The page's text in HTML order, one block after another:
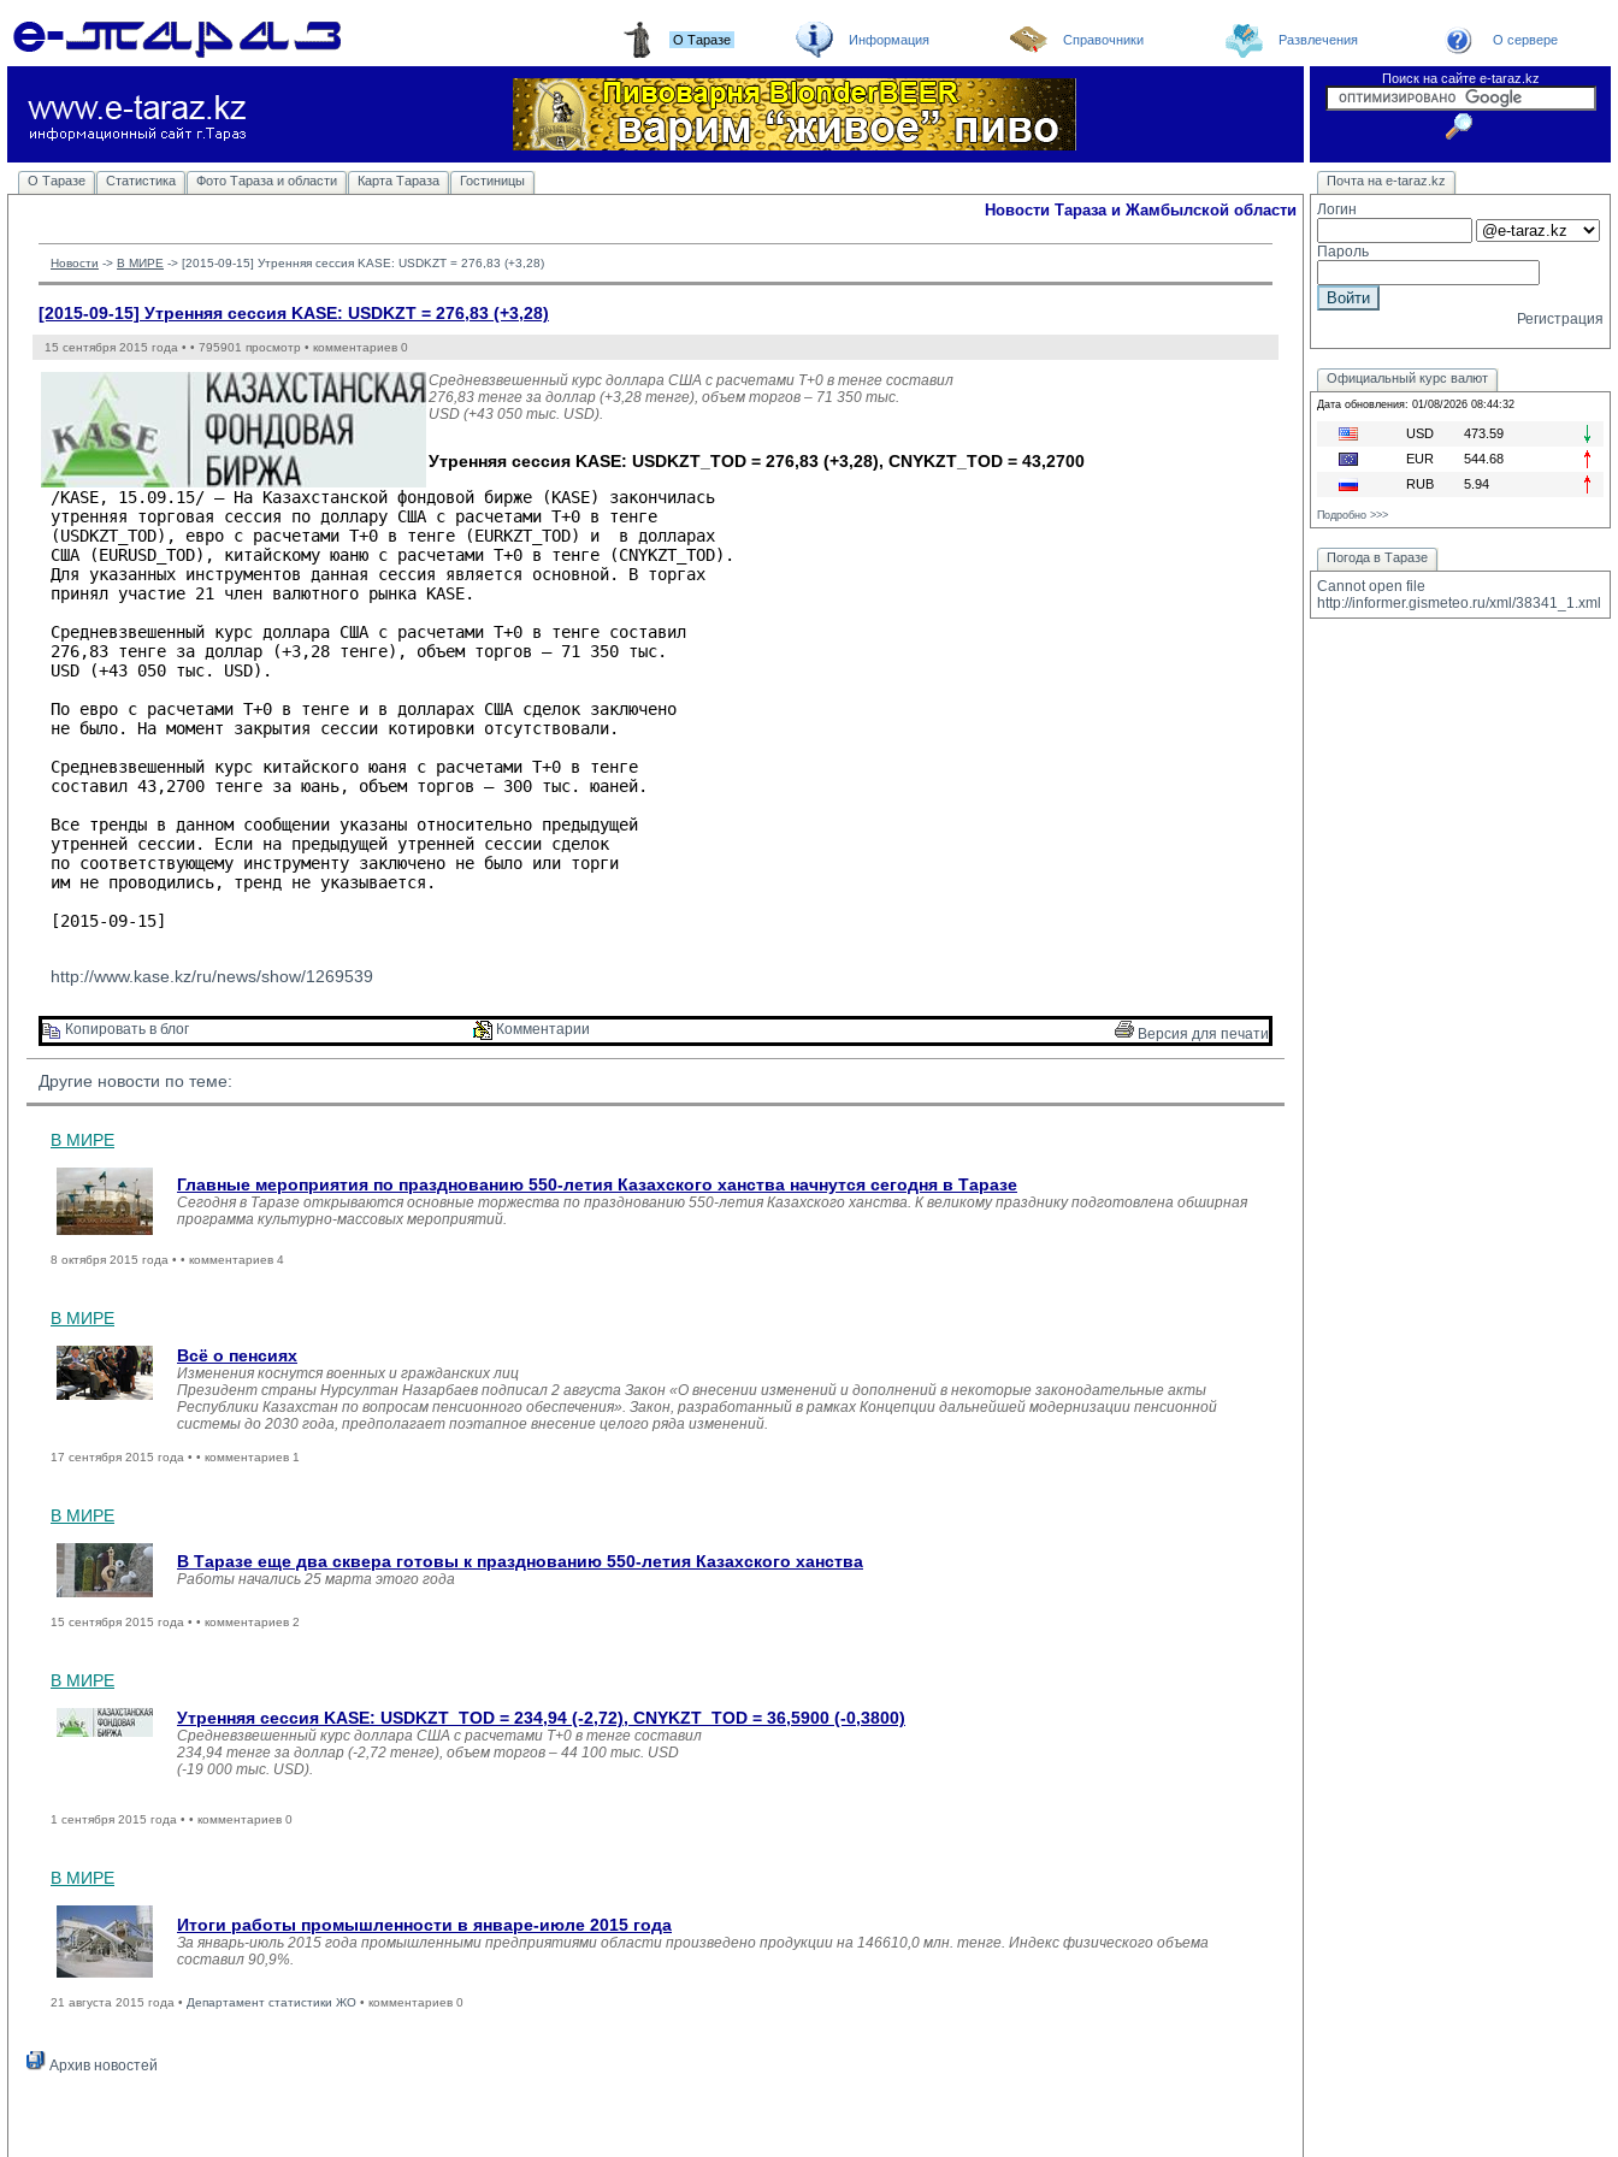
О Таразе Информация Справочники Развлечения О сервере
Поиск на сайте e-taraz.kz
О Таразе Статистика Фото Тараза и области Карта Тараза Гостиницы Новости Погода в Таразе
Телефоный справочник
Видеоконференция
Новости e-taraz
Новости Тараза и Жамбылской области
Новости -> В МИРЕ -> [2015-09-15] Утренняя сессия KASE: USDKZT = 276,83 (+3,28)
[2015-09-15] Утренняя сессия KASE: USDKZT = 276,83 (+3,28)
15 сентября 2015 года • • 795901 просмотр • комментариев 0
Средневзвешенный курс доллара США с расчетами T+0 в тенге составил
276,83 тенге за доллар (+3,28 тенге), объем торгов – 71 350 тыс.
USD (+43 050 тыс. USD).
Утренняя сессия KASE: USDKZT_TOD = 276,83 (+3,28), CNYKZT_TOD = 43,2700
/KASE, 15.09.15/ – На Казахстанской фондовой бирже (KASE) закончилась
утренняя торговая сессия по доллару США с расчетами Т+0 в тенге
(USDKZT_TOD), евро с расчетами T+0 в тенге (EURKZT_TOD) и  в долларах
США (EURUSD_TOD), китайскому юаню с расчетами T+0 в тенге (CNYKZT_TOD).
Для указанных инструментов данная сессия является основной. В торгах
принял участие 21 член валютного рынка KASE.
Средневзвешенный курс доллара США с расчетами T+0 в тенге составил
276,83 тенге за доллар (+3,28 тенге), объем торгов – 71 350 тыс.
USD (+43 050 тыс. USD).
По евро с расчетами T+0 в тенге и в долларах США сделок заключено
не было. На момент закрытия сессии котировки отсутствовали.
Средневзвешенный курс китайского юаня с расчетами T+0 в тенге
составил 43,2700 тенге за юань, объем торгов – 300 тыс. юаней.
Все тренды в данном сообщении указаны относительно предыдущей
утренней сессии. Если на предыдущей утренней сессии сделок
по соответствующему инструменту заключено не было или торги
им не проводились, тренд не указывается.
[2015-09-15]
http://www.kase.kz/ru/news/show/1269539
Копировать в блог Комментарии Версия для печати
Другие новости по теме:
В МИРЕ
Главные мероприятия по празднованию 550-летия Казахского ханства начнутся сегодня в Таразе
Сегодня в Таразе открываются основные торжества по празднованию 550-летия Казахского ханства. К великому празднику подготовлена обширная
программа культурно-массовых мероприятий.
8 октября 2015 года • • комментариев 4
В МИРЕ
Всё о пенсиях
Изменения коснутся военных и гражданских лиц
Президент страны Нурсултан Назарбаев подписал 2 августа Закон «О внесении изменений и дополнений в некоторые законодательные акты
Республики Казахстан по вопросам пенсионного обеспечения». Закон, разработанный в рамках Концепции дальнейшей модернизации пенсионной
системы до 2030 года, предполагает поэтапное внесение целого ряда изменений.
17 сентября 2015 года • • комментариев 1
В МИРЕ
В Таразе еще два сквера готовы к празднованию 550-летия Казахского ханства
Работы начались 25 марта этого года
15 сентября 2015 года • • комментариев 2
В МИРЕ
Утренняя сессия KASE: USDKZT_TOD = 234,94 (-2,72), CNYKZT_TOD = 36,5900 (-0,3800)
Средневзвешенный курс доллара США с расчетами T+0 в тенге составил
234,94 тенге за доллар (-2,72 тенге), объем торгов – 44 100 тыс. USD
(-19 000 тыс. USD).
1 сентября 2015 года • • комментариев 0
В МИРЕ
Итоги работы промышленности в январе-июле 2015 года
За январь-июль 2015 года промышленными предприятиями области произведено продукции на 146610,0 млн. тенге. Индекс физического объема
составил 90,9%.
21 августа 2015 года • Департамент статистики ЖО • комментариев 0
Архив новостей
Почта на e-taraz.kz
Логин
Пароль
Регистрация
Официальный курс валют
Дата обновления: 01/08/2026 08:44:32
USD
473.59
EUR
544.68
RUB
5.94
Подробно >>>
Погода в Таразе
Cannot open file
http://informer.gismeteo.ru/xml/38341_1.xml